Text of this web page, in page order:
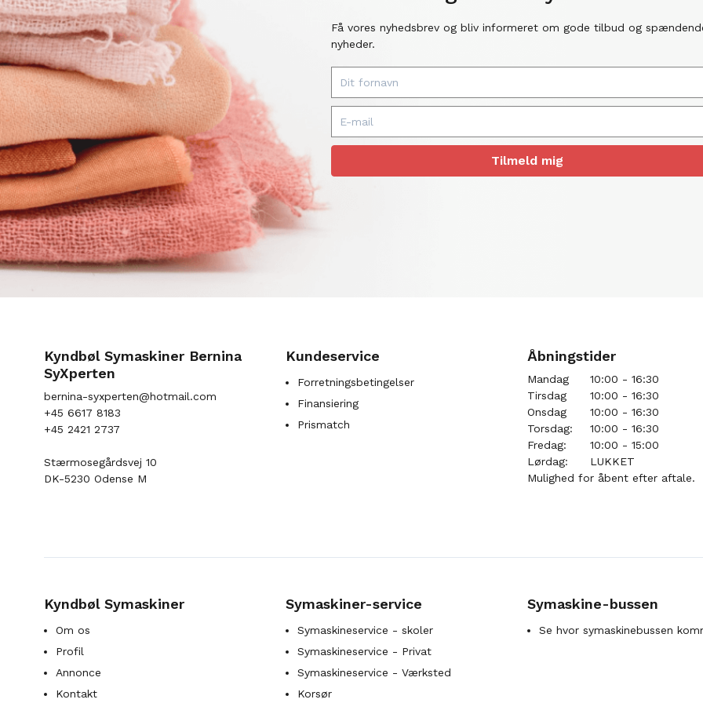
Få vores nyhedsbrev og bliv informeret om gode tilbud og
nyheder.
Tilmeld mig
Kyndbøl Symaskiner Bernina
SyXperten
bernina-syxperten@hotmail.com
+45 6617 8183
+45 2421 2737
Stærmosegårdsvej 10
DK-5230 Odense M
Kundeservice
Forretningsbetingelser
Finansiering
Prismatch
Åbningstider
Mandag
10:00 - 16:30
Tirsdag
10:00 - 16:30
Onsdag
10:00 - 16:30
Torsdag:
10:00 - 16:30
Fredag:
10:00 - 15:00
Lørdag:
LUKKET
Mulighed for åbent efter aftale.
Kyndbøl Symaskiner
Om os
Profil
Annonce
Kontakt
Symaskiner-service
Symaskineservice - skoler
Symaskineservice - Privat
Symaskineservice - Værksted
Korsør
Symaskine-bussen
Se hvor symaskinebussen